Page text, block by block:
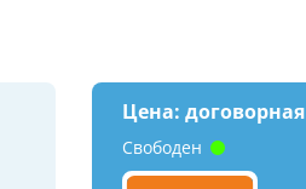
Цена: договорная
Свободен